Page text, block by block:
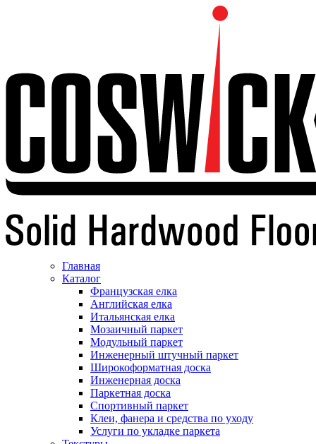
Главная
Каталог
Французская елка
Английская елка
Итальянская елка
Мозаичный паркет
Модульный паркет
Инженерный штучный паркет
Широкоформатная доска
Инженерная доска
Паркетная доска
Спортивный паркет
Клеи, фанера и средства по уходу
Услуги по укладке паркета